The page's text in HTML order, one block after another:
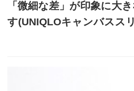
「微細な差」が印象に大
す(UNIQLOキャンバスス